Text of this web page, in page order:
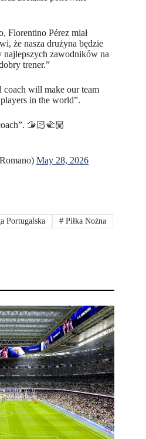
Florentino Pérez miał
że nasza drużyna będzie
zawodników na
trener.”
will make our team
in the world”.
🫱🏻‍🫲🏼
May 28, 2026
Portugalska # Piłka Nożna